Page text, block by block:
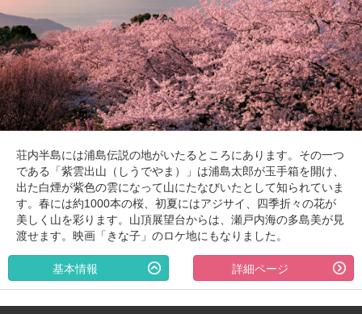
荘内半島には浦島伝説の地がいたるところにあります。その一つ
である「紫雲出山（しうでやま）」は浦島太郎が玉手箱を開け、
出た白煙が紫色の雲になって山にたなびいたとして知られていま
す。春には約1000本の桜、初夏にはアジサイ、四季折々の花が
美しく山を彩ります。山頂展望台からは、瀬戸内海の多島美が見
渡せます。映画「きな子」のロケ地にもなりました。
詳細ページ
基本情報